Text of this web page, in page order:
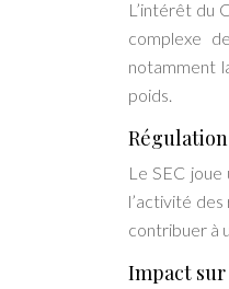
L’intérêt du
complexe
notamment
poids.
Le SEC
l’activité
contribuer à
Impact